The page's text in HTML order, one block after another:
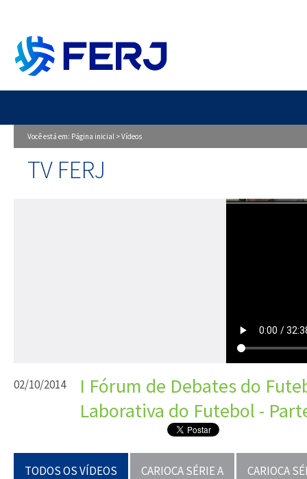
Você está em: Página inicial >Vídeos
TV FERJ
02/10/2014
I Fórum de Debates do
Laborativa do Futebol -
TODOS OS VÍDEOS CARIOCA SÉRIE A CARIOCA